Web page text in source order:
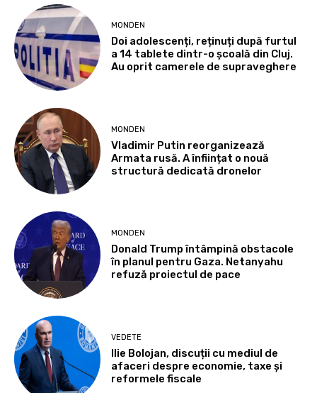
MONDEN
Doi adolescenți, reținuți după furtul
a 14 tablete dintr-o școală din Cluj.
Au oprit camerele de supraveghere
MONDEN
Vladimir Putin reorganizează
Armata rusă. A înființat o nouă
structură dedicată dronelor
MONDEN
Donald Trump întâmpină obstacole
în planul pentru Gaza. Netanyahu
refuză proiectul de pace
VEDETE
Ilie Bolojan, discuții cu mediul de
afaceri despre economie, taxe și
reformele fiscale